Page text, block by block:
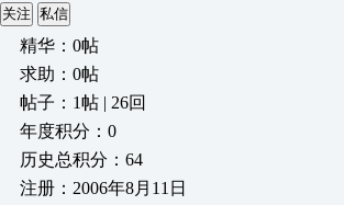
关注 私信
精华：0帖
求助：0帖
帖子：1帖 | 26回
年度积分：0
历史总积分：64
注册：2006年8月11日